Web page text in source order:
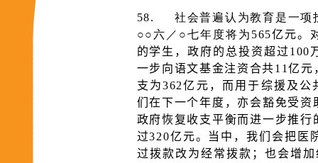
58.
社会普遍认为教育是一
○○六／○七年度将为 565亿元。
的学生，政府的总投资超过100
一步向语文基金注资合共11亿
支为362亿元，而用于综援及
们在下一个年度，亦会豁免受
政府恢复收支平衡而进一步推
过320亿元。当中，我们会把医
过拨款改为经常拨款；也会增